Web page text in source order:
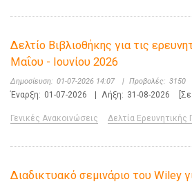
Δελτίο Βιβλιοθήκης για τις
Μαΐου - Ιουνίου 2026
Δημοσίευση: 01-07-2026 14:07 | Προβολές: 3150
Έναρξη: 01-07-2026 | Λήξη: 31-08-2026
Γενικές Ανακοινώσεις Δελτία Ερευνητικής
Διαδικτυακό σεμινάριο του Wiley